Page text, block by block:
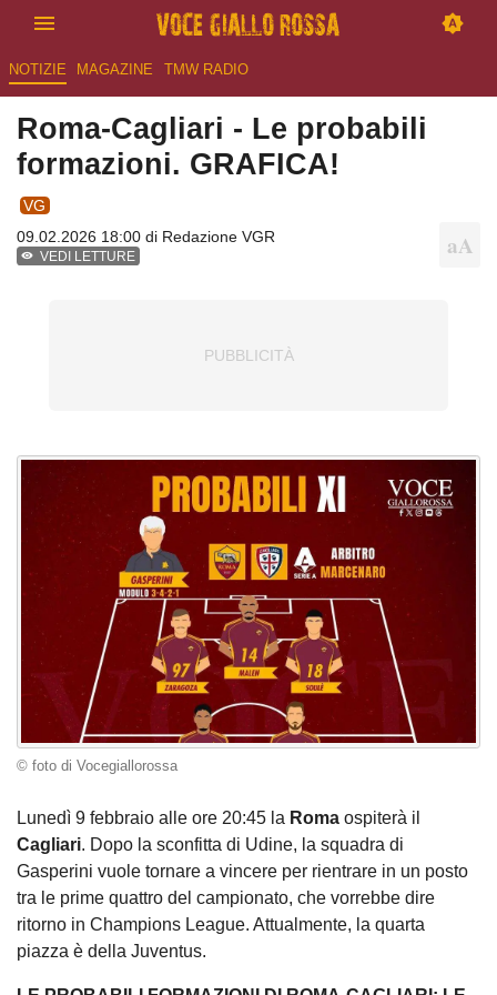
NOTIZIE MAGAZINE TMW RADIO
Roma-Cagliari - Le probabili
formazioni. GRAFICA!
VG
09.02.2026 18:00 di Redazione VGR
VEDI LETTURE
© foto di Vocegiallorossa
Lunedì 9 febbraio alle ore 20:45 la Roma ospiterà il
Cagliari. Dopo la sconfitta di Udine, la squadra di
Gasperini vuole tornare a vincere per rientrare in un posto
tra le prime quattro del campionato, che vorrebbe dire
ritorno in Champions League. Attualmente, la quarta
piazza è della Juventus.